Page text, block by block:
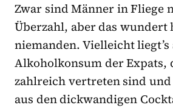
Zwar sind Männer in Fliege
Überzahl, aber das
niemanden. Vielleicht
Alkoholkonsum der Expats,
zahlreich vertreten sind
aus den dickwandigen